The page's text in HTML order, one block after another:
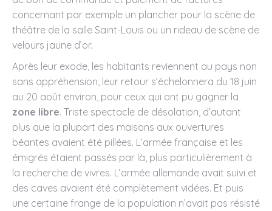
concernant par exemple un plancher pour la scène de
théâtre de la salle Saint-Louis ou un rideau de scène de
velours jaune d’or.
Après leur exode, les habitants reviennent au pays non
sans appréhension, leur retour s’échelonnera du 18 juin
au 20 août environ, pour ceux qui ont pu gagner la
zone libre. Triste spectacle de désolation, d’autant
plus que la plupart des maisons aux ouvertures
béantes avaient été pillées. L’armée française et les
émigrés étaient passés par là, plus particulièrement à
la recherche de vivres. L’armée allemande avait suivi et
des caves avaient été complètement vidées. Et puis
une certaine frange de la population n’avait pas résisté